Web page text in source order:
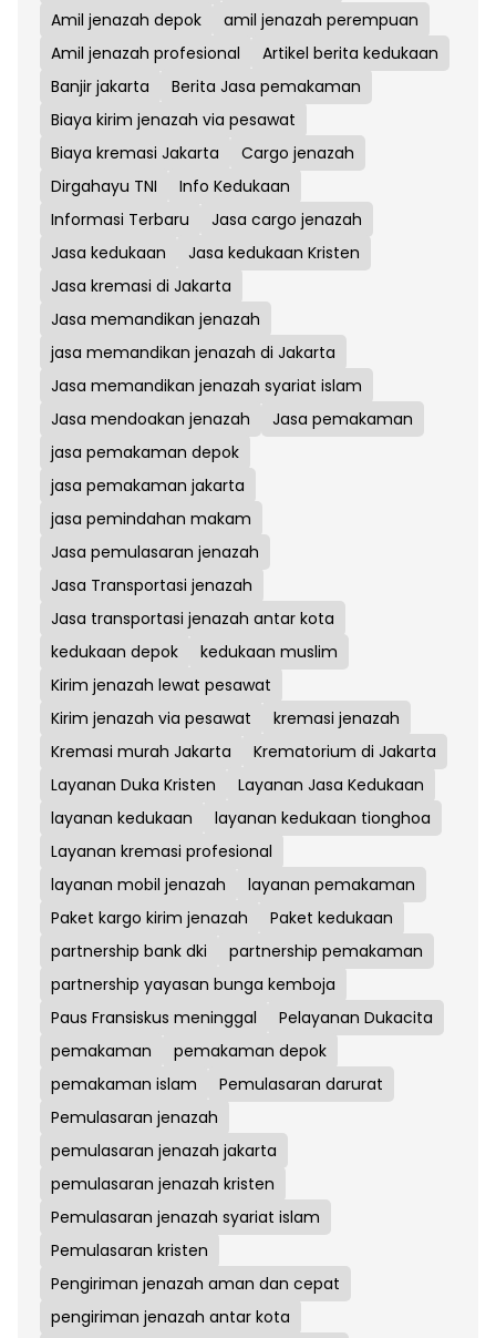
Amil jenazah depok
amil jenazah perempuan
Amil jenazah profesional
Artikel berita kedukaan
Banjir jakarta
Berita Jasa pemakaman
Biaya kirim jenazah via pesawat
Biaya kremasi Jakarta
Cargo jenazah
Dirgahayu TNI
Info Kedukaan
Informasi Terbaru
Jasa cargo jenazah
Jasa kedukaan
Jasa kedukaan Kristen
Jasa kremasi di Jakarta
Jasa memandikan jenazah
jasa memandikan jenazah di Jakarta
Jasa memandikan jenazah syariat islam
Jasa mendoakan jenazah
Jasa pemakaman
jasa pemakaman depok
jasa pemakaman jakarta
jasa pemindahan makam
Jasa pemulasaran jenazah
Jasa Transportasi jenazah
Jasa transportasi jenazah antar kota
kedukaan depok
kedukaan muslim
Kirim jenazah lewat pesawat
Kirim jenazah via pesawat
kremasi jenazah
Kremasi murah Jakarta
Krematorium di Jakarta
Layanan Duka Kristen
Layanan Jasa Kedukaan
layanan kedukaan
layanan kedukaan tionghoa
Layanan kremasi profesional
layanan mobil jenazah
layanan pemakaman
Paket kargo kirim jenazah
Paket kedukaan
partnership bank dki
partnership pemakaman
partnership yayasan bunga kemboja
Paus Fransiskus meninggal
Pelayanan Dukacita
pemakaman
pemakaman depok
pemakaman islam
Pemulasaran darurat
Pemulasaran jenazah
pemulasaran jenazah jakarta
pemulasaran jenazah kristen
Pemulasaran jenazah syariat islam
Pemulasaran kristen
Pengiriman jenazah aman dan cepat
pengiriman jenazah antar kota